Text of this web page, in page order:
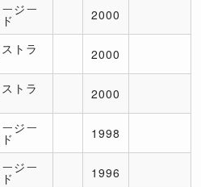
ジー 2000
トラ 2000
トラ 2000
ジー 1998
ジー 1996